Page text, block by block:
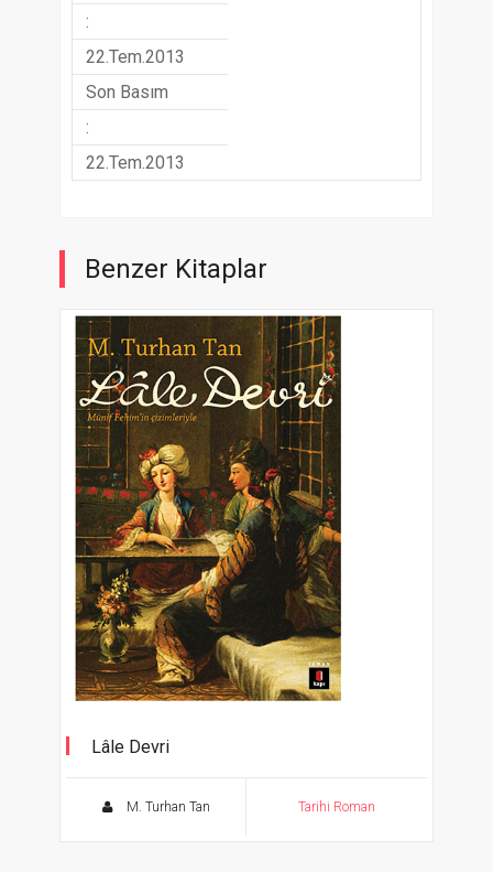
:
22.Tem.2013
Son Basım
:
22.Tem.2013
Benzer Kitaplar
Lâle Devri
M. Turhan Tan Tarihi Roman